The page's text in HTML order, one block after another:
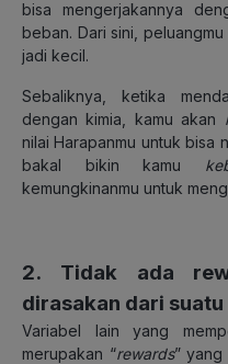
bisa mengerjakannya
beban. Dari sini,
jadi kecil.
Sebaliknya, ketika
dengan kimia, kamu akan
nilai Harapanmu untuk bisa
bakal bikin kamu
kemungkinanmu untuk
2. Tidak ada
dirasakan dari
Variabel lain yang
merupakan “rewards” yang